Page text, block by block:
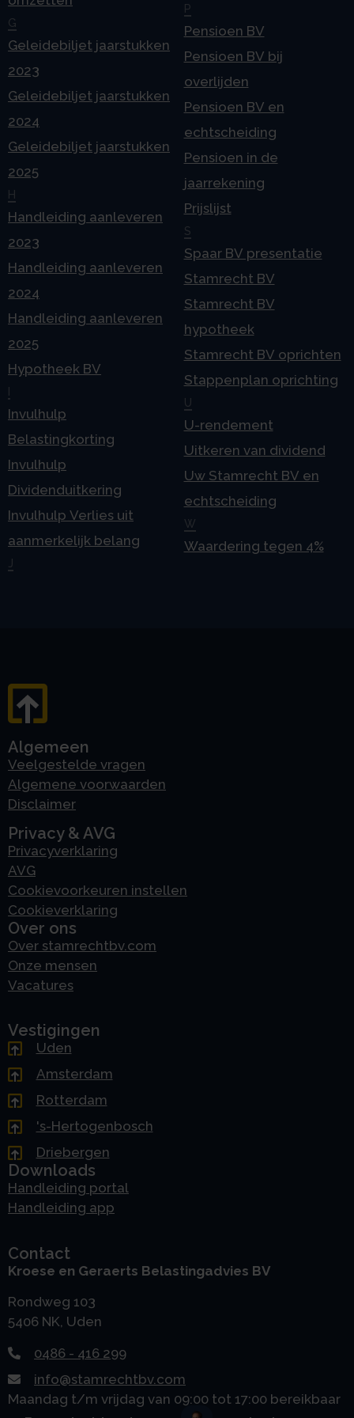
G
Geleidebiljet jaarstukken
2023
Geleidebiljet jaarstukken
2024
Geleidebiljet jaarstukken
2025
H
Handleiding aanleveren
2023
Handleiding aanleveren
2024
Handleiding aanleveren
2025
Hypotheek BV
I
Invulhulp
Belastingkorting
Invulhulp
Dividenduitkering
Invulhulp Verlies uit
aanmerkelijk belang
J
P
Pensioen BV
Pensioen BV bij
overlijden
Pensioen BV en
echtscheiding
Pensioen in de
jaarrekening
Prijslijst
S
Spaar BV presentatie
Stamrecht BV
Stamrecht BV
hypotheek
Stamrecht BV oprichten
Stappenplan oprichting
U
U-rendement
Uitkeren van dividend
Uw Stamrecht BV en
echtscheiding
W
Waardering tegen 4%
Algemeen
Veelgestelde vragen
Algemene voorwaarden
Disclaimer
Privacy & AVG
Privacyverklaring
AVG
Cookievoorkeuren instellen
Cookieverklaring
Over ons
Over stamrechtbv.com
Onze mensen
Vacatures
Vestigingen
Uden
Amsterdam
Rotterdam
's-Hertogenbosch
Driebergen
Downloads
Handleiding portal
Handleiding app
Contact
Kroese en Geraerts Belastingadvies BV
Rondweg 103
5406 NK, Uden
0486 - 416 299
info@stamrechtbv.com
Maandag t/m vrijdag van 09:00 tot 17:00 bereikbaar